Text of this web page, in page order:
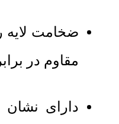
مقاوم در
دارای نشان